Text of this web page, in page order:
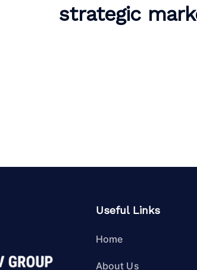
strategic
Useful Links
Home
About Us